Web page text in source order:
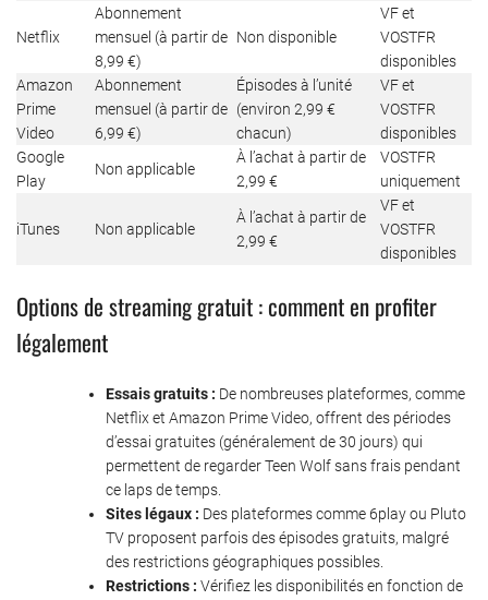
Netflix
Abonnement
mensuel (à partir de
8,99 €)
Non disponible
VF et
VOSTFR
disponibles
Amazon
Prime
Video
Abonnement
mensuel (à partir de
6,99 €)
Épisodes à l’unité
(environ 2,99 €
chacun)
VF et
VOSTFR
disponibles
Google
Play
Non applicable
À l’achat à partir de
2,99 €
VOSTFR
uniquement
iTunes Non applicable
À l’achat à partir de
2,99 €
VF et
VOSTFR
disponibles
Options de streaming gratuit : comment en profiter
légalement
Essais gratuits : De nombreuses plateformes, comme
Netflix et Amazon Prime Video, offrent des périodes
d’essai gratuites (généralement de 30 jours) qui
permettent de regarder Teen Wolf sans frais pendant
ce laps de temps.
Sites légaux : Des plateformes comme 6play ou Pluto
TV proposent parfois des épisodes gratuits, malgré
des restrictions géographiques possibles.
Restrictions : Vérifiez les disponibilités en fonction de